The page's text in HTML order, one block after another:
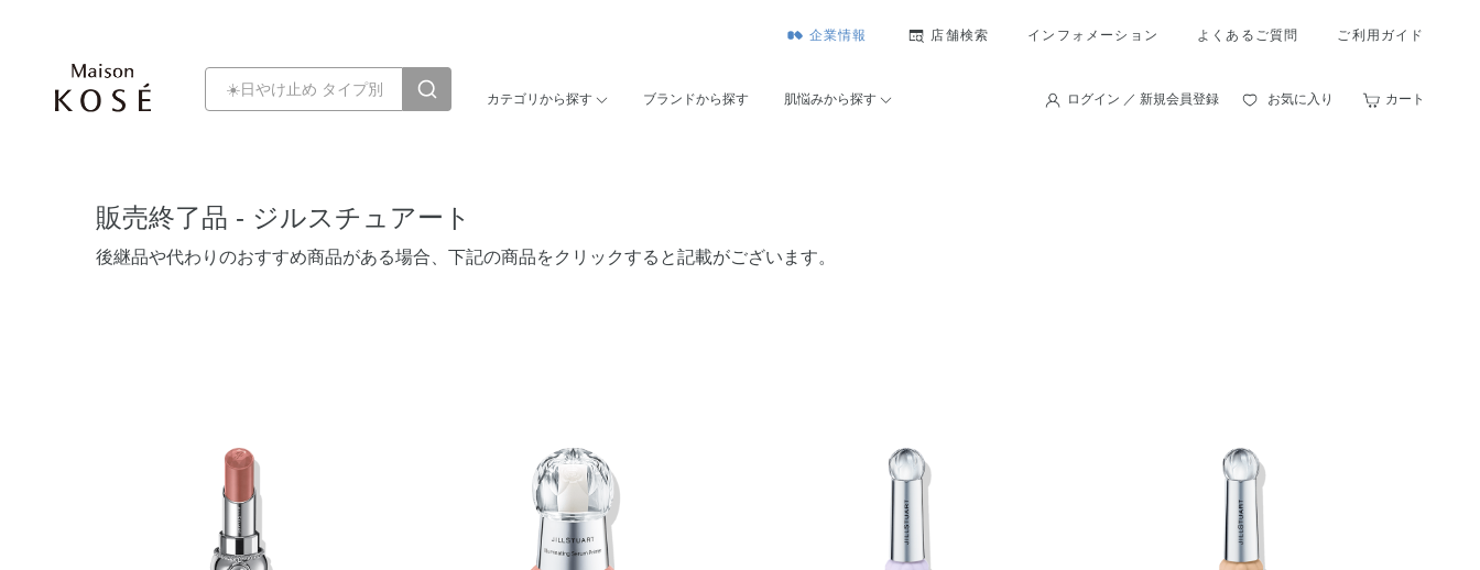
企業情報 店舗検索 インフォメーション よくあるご質問 ご利用ガイド
カテゴリから探す ブランドから探す 肌悩みから探す ログイン ／ 新規会員登録 お気に入り カート
販売終了品 - ジルスチュアート
後継品や代わりのおすすめ商品がある場合、下記の商品をクリックすると記載がございます。